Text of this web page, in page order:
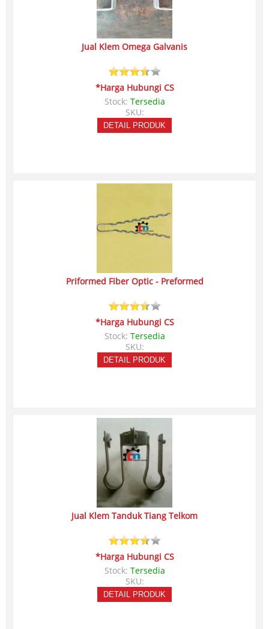
Jual Klem Omega Galvanis
*Harga Hubungi CS
Stock: Tersedia
SKU:
DETAIL PRODUK
Priformed Fiber Optic - Preformed
*Harga Hubungi CS
Stock: Tersedia
SKU:
DETAIL PRODUK
Jual Klem Tanduk Tiang Telkom
*Harga Hubungi CS
Stock: Tersedia
SKU:
DETAIL PRODUK